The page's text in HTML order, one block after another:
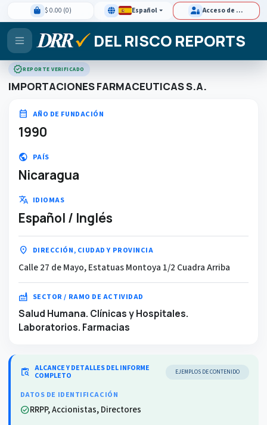
$ 0.00 (0) Español Acceso de clientes
DEL RISCO REPORTS
verifiedREPORTE VERIFICADO
IMPORTACIONES FARMACEUTICAS S.A.
calendar_month AÑO DE FUNDACIÓN
1990
public PAÍS
Nicaragua
translate IDIOMAS
Español / Inglés
location_on DIRECCIÓN, CIUDAD Y PROVINCIA
Calle 27 de Mayo, Estatuas Montoya 1/2 Cuadra Arriba
factory SECTOR / RAMO DE ACTIVIDAD
Salud Humana. Clínicas y Hospitales.
Laboratorios. Farmacias
content_paste_search ALCANCE Y DETALLES DEL INFORME
COMPLETO EJEMPLOS DE CONTENIDO
DATOS DE IDENTIFICACIÓN
check_circleRRPP, Accionistas, Directores